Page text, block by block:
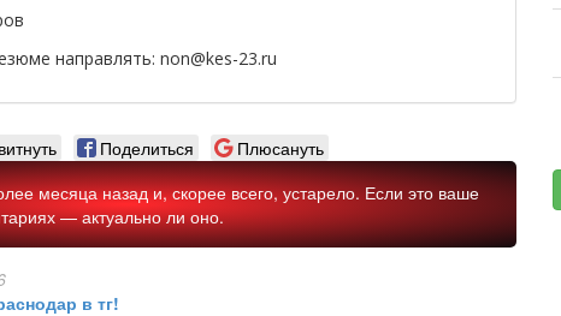
направлять: non@kes-23.ru
Поделиться
Плюсануть
месяца назад и, скорее всего, устарело. Если это ваше
— актуально ли оно.
в тг!